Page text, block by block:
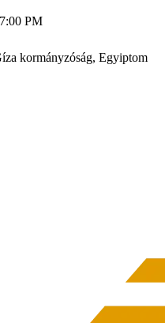
PM
kormányzóság, Egyiptom